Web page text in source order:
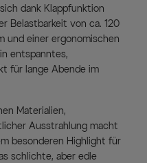
dank Klappfunktion
Belastbarkeit von ca. 120
und einer ergonomischen
entspanntes,
für lange Abende im
Materialien,
Ausstrahlung macht
besonderen Highlight für
schlichte, aber edle